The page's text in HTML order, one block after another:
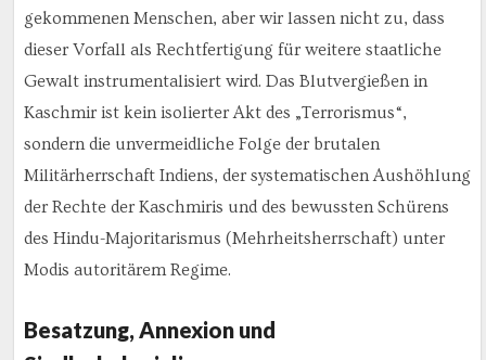
gekommenen Menschen, aber wir lassen nicht zu, dass
dieser Vorfall als Rechtfertigung für weitere staatliche
Gewalt instrumentalisiert wird. Das Blutvergießen in
Kaschmir ist kein isolierter Akt des „Terrorismus“,
sondern die unvermeidliche Folge der brutalen
Militärherrschaft Indiens, der systematischen Aushöhlung
der Rechte der Kaschmiris und des bewussten Schürens
des Hindu-Majoritarismus (Mehrheitsherrschaft) unter
Modis autoritärem Regime.
Besatzung, Annexion und